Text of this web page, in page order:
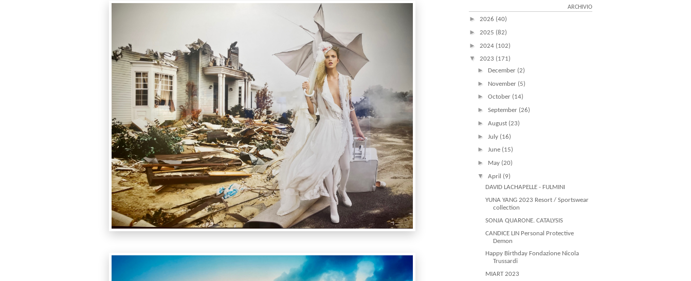
ARCHIVIO
► 2026 (40)
► 2025 (82)
► 2024 (102)
▼ 2023 (171)
► December (2)
► November (5)
► October (14)
► September (26)
► August (23)
► July (16)
► June (15)
► May (20)
▼ April
(9)
DAVID LACHAPELLE - FULMINI
YUNA YANG 2023 Resort / Sportswear
collection
SONJA QUARONE. CATALYSIS
CANDICE LIN Personal Protective
Demon
Happy Birthday Fondazione Nicola
Trussardi
MIART 2023